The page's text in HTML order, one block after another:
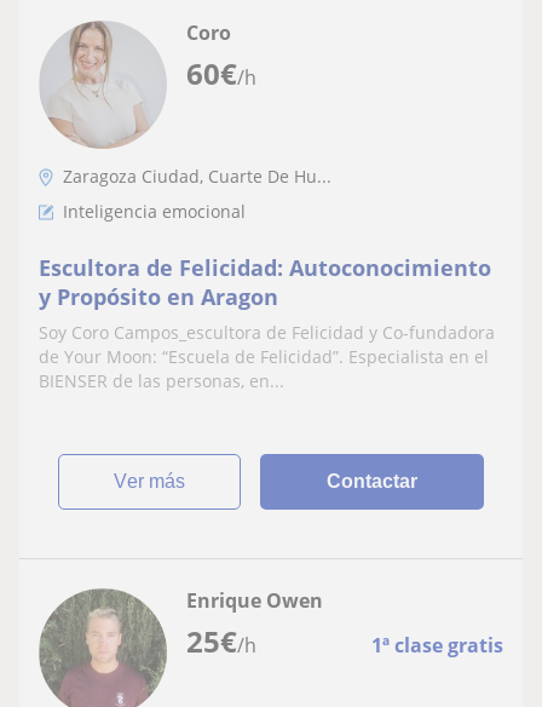
60€/h
Coro
Zaragoza Ciudad, Cuarte De Hu...
Inteligencia emocional
Escultora de Felicidad: Autoconocimiento
y Propósito en Aragon
Soy Coro Campos_escultora de Felicidad y Co-fundadora
de Your Moon: “Escuela de Felicidad”. Especialista en el
BIENSER de las personas, en...
ver más Contactar
25€/h 1ª clase gratis
Enrique Owen